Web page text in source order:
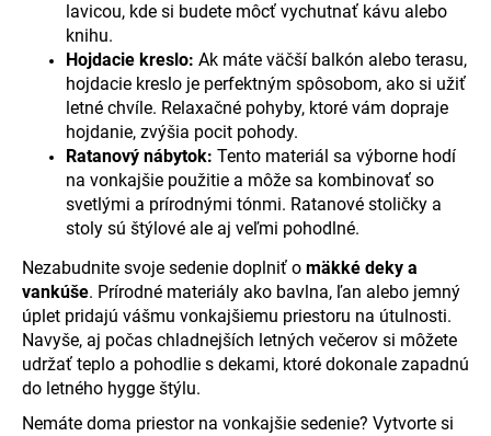
lavicou, kde si budete môcť vychutnať kávu alebo
knihu.
Hojdacie kreslo: Ak máte väčší balkón alebo terasu,
hojdacie kreslo je perfektným spôsobom, ako si užiť
letné chvíle. Relaxačné pohyby, ktoré vám dopraje
hojdanie, zvýšia pocit pohody.
Ratanový nábytok: Tento materiál sa výborne hodí
na vonkajšie použitie a môže sa kombinovať so
svetlými a prírodnými tónmi. Ratanové stoličky a
stoly sú štýlové ale aj veľmi pohodlné.
Nezabudnite svoje sedenie doplniť o mäkké deky a
vankúše. Prírodné materiály ako bavlna, ľan alebo jemný
úplet pridajú vášmu vonkajšiemu priestoru na útulnosti.
Navyše, aj počas chladnejších letných večerov si môžete
udržať teplo a pohodlie s dekami, ktoré dokonale zapadnú
do letného hygge štýlu.
Nemáte doma priestor na vonkajšie sedenie? Vytvorte si